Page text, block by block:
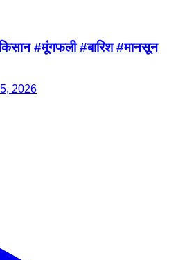
#मूंगफली #बारिश #मानसून
2026